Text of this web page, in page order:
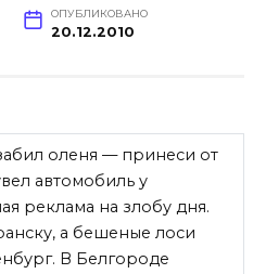
ОПУБЛИКОВАНО
20.12.2010
оленя — принеси от
автомобиль у
реклама на злобу дня.
а бешеные лоси
В Белгороде